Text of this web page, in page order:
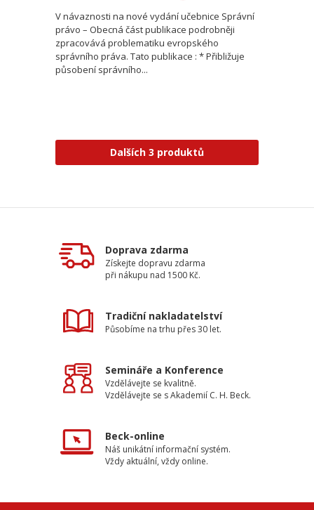
V návaznosti na nové vydání učebnice Správní
právo – Obecná část publikace podrobněji
zpracovává problematiku evropského
správního práva. Tato publikace : * Přibližuje
působení správního...
Dalších 3 produktů
Doprava zdarma
Získejte dopravu zdarma
při nákupu nad 1500 Kč.
Tradiční nakladatelství
Působíme na trhu přes 30 let.
Semináře a Konference
Vzdělávejte se kvalitně.
Vzdělávejte se s Akademií C. H. Beck.
Beck-online
Náš unikátní informační systém.
Vždy aktuální, vždy online.